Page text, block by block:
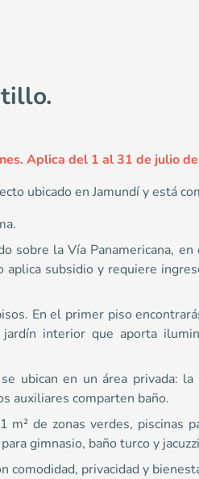
forma.</p><p>Girasoles del
retorno El Castillo
Aplica del 1 al 31 de julio
ubicado en Jamundí y está
sobre la Vía Panamericana,
subsidio y requiere
En el primer piso
interior que aporta
ubican en un área privada: la
auxiliares comparten baño.
m² de zonas verdes, piscinas
gimnasio, baño turco y
comodidad, privacidad y